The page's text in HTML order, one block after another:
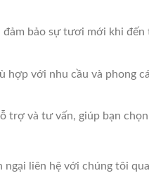
đảm bảo sự tươi mới khi đến
hợp với nhu cầu và phong
trợ và tư vấn, giúp bạn chọn
ngại liên hệ với chúng tôi qua